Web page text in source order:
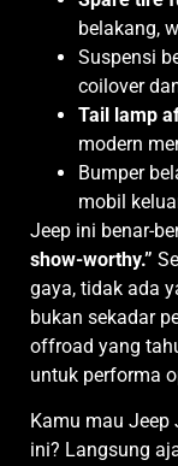
belakang,
Suspensi
coilover
Tail lamp
modern
Bumper
mobil
Jeep ini benar-
show-worthy.”
gaya, tidak ada
bukan sekadar
offroad yang
untuk performa
Kamu mau Jeep
ini? Langsung